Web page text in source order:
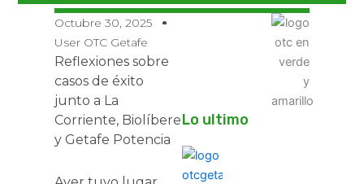
Octubre 30, 2025
User OTC Getafe
Reflexiones sobre
casos de éxito
junto a La
Corriente, Biolíbere
y Getafe Potencia
Lo ultimo